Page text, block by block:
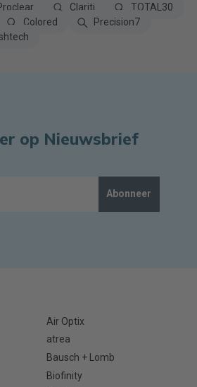
Clariti
TOTAL30
Colored
Precision7
op Nieuwsbrief
Abonneer
Air Optix
atrea
Bausch + Lomb
Biofinity